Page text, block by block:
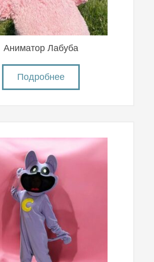
Аниматор Лабуба
Подробнее